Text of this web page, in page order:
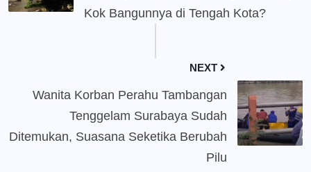
Kok Bangunnya di Tengah Kota?
NEXT
Wanita Korban Perahu Tambangan
Tenggelam Surabaya Sudah
Ditemukan, Suasana Seketika Berubah
Pilu